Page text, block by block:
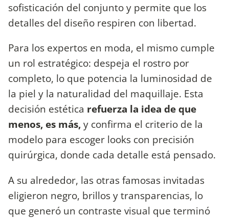
sofisticación del conjunto y permite que los
detalles del diseño respiren con libertad.
Para los expertos en moda, el mismo cumple
un rol estratégico: despeja el rostro por
completo, lo que potencia la luminosidad de
la piel y la naturalidad del maquillaje. Esta
decisión estética refuerza la idea de que
menos, es más,y confirma el criterio de la
modelo para escoger looks con precisión
quirúrgica, donde cada detalle está pensado.
A su alrededor, las otras famosas invitadas
eligieron negro, brillos y transparencias, lo
que generó un contraste visual que terminó